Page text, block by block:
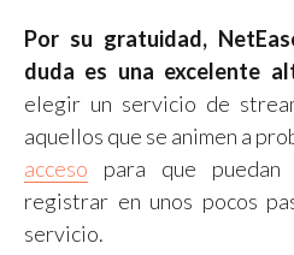
Por su gratuidad,
duda es una excelente
elegir un servicio de
aquellos que se animen a
acceso para que puedan
registrar en unos pocos
servicio.